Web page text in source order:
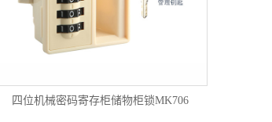
四位机械密码寄存柜储物柜锁MK706